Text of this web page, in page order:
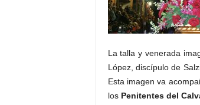
La talla y venerada
López, discípulo de
Esta imagen va
los Penitentes del